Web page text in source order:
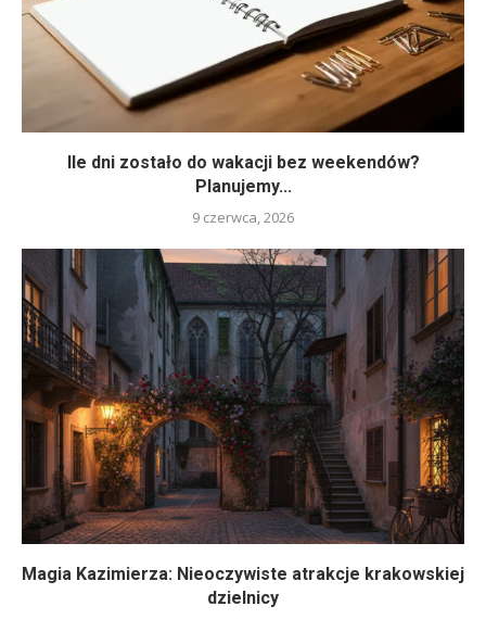
Ile dni zostało do wakacji bez weekendów?
Planujemy...
9 czerwca, 2026
Magia Kazimierza: Nieoczywiste atrakcje krakowskiej
dzielnicy